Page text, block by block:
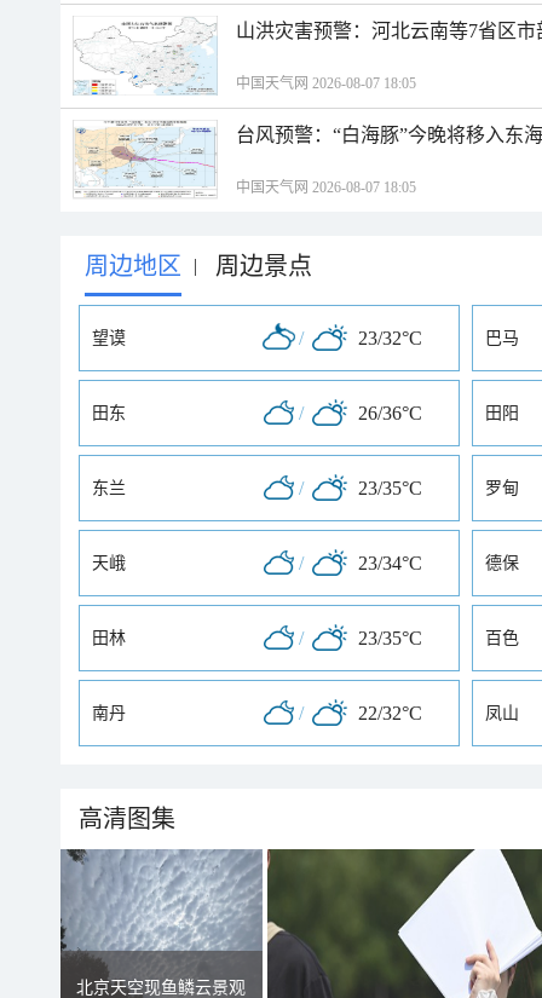
山洪灾害预警：河北云南等7省区
中国天气网 2026-08-07 18:05
台风预警：“白海豚”今晚将移入东
中国天气网 2026-08-07 18:05
周边地区 | 周边景点
望谟 / 23/32°C 巴马
田东 / 26/36°C 田阳
东兰 / 23/35°C 罗甸
天峨 / 23/34°C 德保
田林 / 23/35°C 百色
南丹 / 22/32°C 凤山
高清图集
北京天空现鱼鳞云景观